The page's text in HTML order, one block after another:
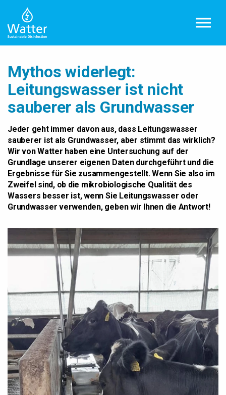
Mythos widerlegt:
Leitungswasser ist nicht
sauberer als Grundwasser
Jeder geht immer davon aus, dass Leitungswasser
sauberer ist als Grundwasser, aber stimmt das wirklich?
Wir von Watter haben eine Untersuchung auf der
Grundlage unserer eigenen Daten durchgeführt und die
Ergebnisse für Sie zusammengestellt. Wenn Sie also im
Zweifel sind, ob die mikrobiologische Qualität des
Wassers besser ist, wenn Sie Leitungswasser oder
Grundwasser verwenden, geben wir Ihnen die Antwort!